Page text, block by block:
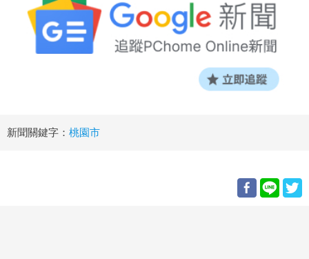
新聞關鍵字： 桃園市